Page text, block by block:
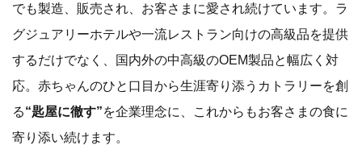
でも製造、販売され、お客さまに愛され続けています。ラ
グジュアリーホテルや一流レストラン向けの高級品を提供
するだけでなく、国内外の中高級のOEM製品と幅広く対
応。赤ちゃんのひと口目から生涯寄り添うカトラリーを創
る“匙屋に徹す”を企業理念に、これからもお客さまの食に
寄り添い続けます。